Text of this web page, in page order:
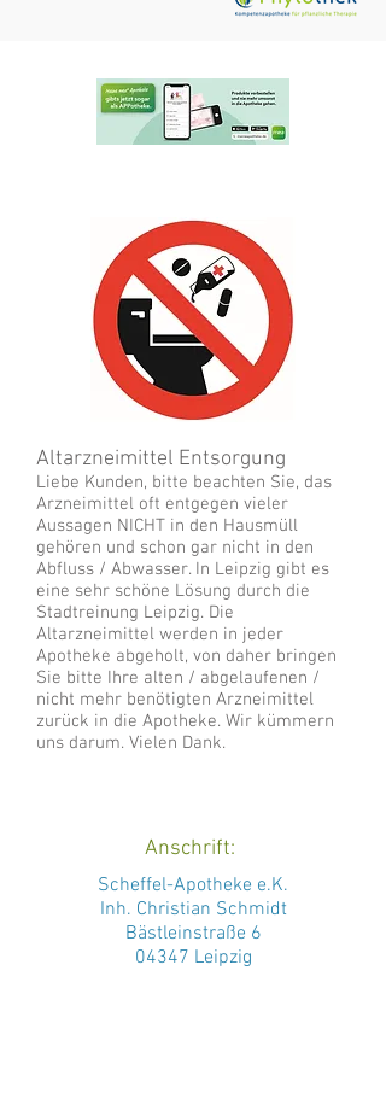
Altarzneimittel Entsorgung
Liebe Kunden, bitte beachten Sie, das
Arzneimittel oft entgegen vieler
Aussagen NICHT in den Hausmüll
gehören und schon gar nicht in den
Abfluss / Abwasser. In Leipzig gibt es
eine sehr schöne Lösung durch die
Stadtreinung Leipzig. Die
Altarzneimittel werden in jeder
Apotheke abgeholt, von daher bringen
Sie bitte Ihre alten / abgelaufenen /
nicht mehr benötigten Arzneimittel
zurück in die Apotheke. Wir kümmern
uns darum. Vielen Dank.
Anschrift:
Scheffel-Apotheke e.K.
Inh. Christian Schmidt
Bästleinstraße 6
04347 Leipzig